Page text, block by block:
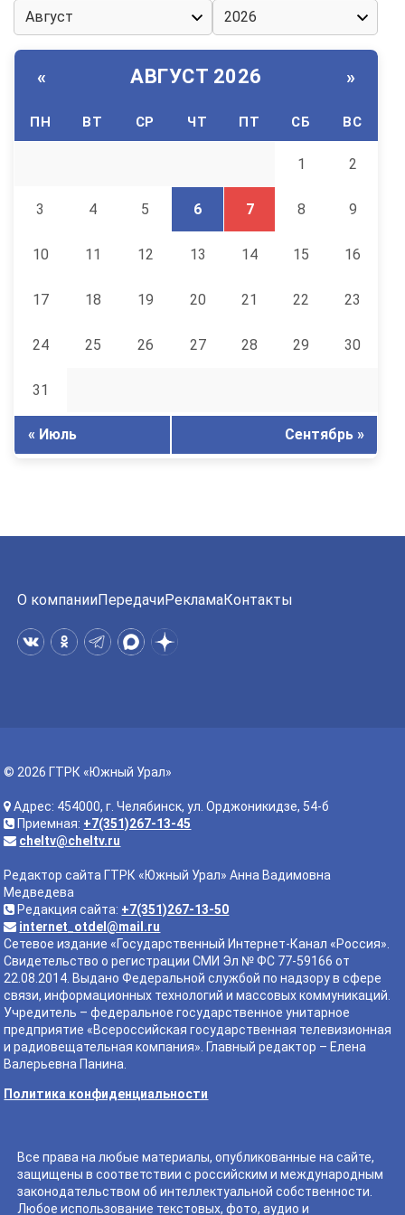
« АВГУСТ 2026 »
ПН ВТ СР ЧТ ПТ СБ ВС
1 2
3 4 5 6 7 8 9
10 11 12 13 14 15 16
17 18 19 20 21 22 23
24 25 26 27 28 29 30
31
« Июль Сентябрь »
О компанииПередачиРекламаКонтакты
© 2026 ГТРК «Южный Урал»
Адрес: 454000, г. Челябинск, ул. Орджоникидзе, 54-б
Приемная: +7(351)267-13-45
cheltv@cheltv.ru
Редактор сайта ГТРК «Южный Урал» Анна Вадимовна
Медведева
Редакция сайта: +7(351)267-13-50
internet_otdel@mail.ru
Сетевое издание «Государственный Интернет-Канал «Россия».
Свидетельство о регистрации СМИ Эл № ФС 77-59166 от
22.08.2014. Выдано Федеральной службой по надзору в сфере
связи, информационных технологий и массовых коммуникаций.
Учредитель – федеральное государственное унитарное
предприятие «Всероссийская государственная телевизионная
и радиовещательная компания». Главный редактор – Елена
Валерьевна Панина.
Политика конфиденциальности
Все права на любые материалы, опубликованные на сайте,
защищены в соответствии с российским и международным
законодательством об интеллектуальной собственности.
Любое использование текстовых, фото, аудио и